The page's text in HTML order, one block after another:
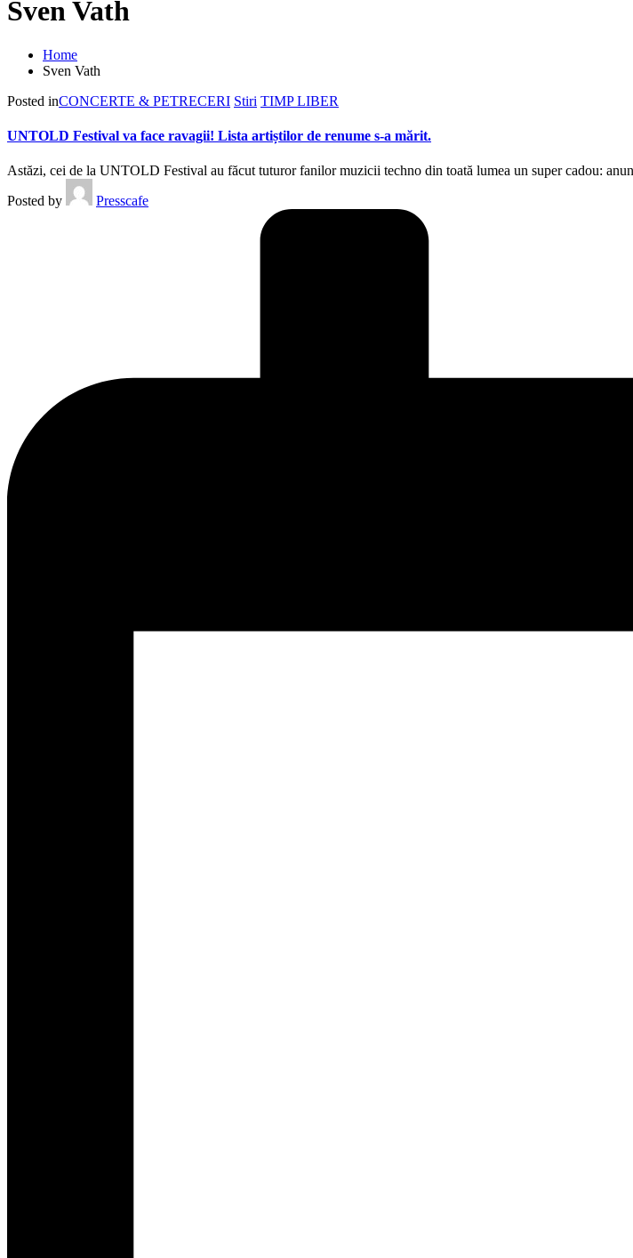
Sven Vath
Home
Sven Vath
Posted inCONCERTE & PETRECERI Stiri TIMP LIBER
UNTOLD Festival va face ravagii! Lista artiștilor de renume s-a mărit.
Astăzi, cei de la UNTOLD Festival au făcut tuturor fanilor muzicii techno din toată lumea un super cadou:
Posted by
Presscafe